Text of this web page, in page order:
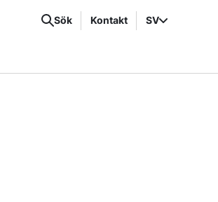
Sök Kontakt SV